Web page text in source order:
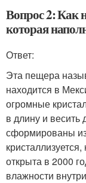
Вопрос 2: Как
которая
Ответ:
Эта пещера
находится в
огромные
в длину и
сформированы из
открыта в 2000
влажности